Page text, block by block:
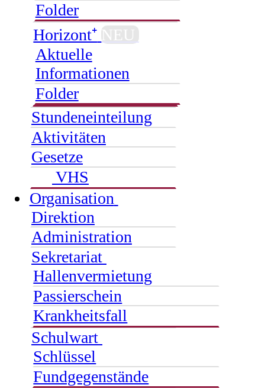
Folder
Horizont⁺ NEU
Aktuelle
Informationen
Folder
Stundeneinteilung
Aktivitäten
Gesetze
VHS
Organisation
Direktion
Administration
Sekretariat
Hallenvermietung
Passierschein
Krankheitsfall
Schulwart
Schlüssel
Fundgegenstände